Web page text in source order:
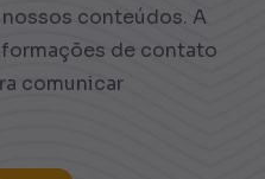
conteúdos. A
de contato
comunicar